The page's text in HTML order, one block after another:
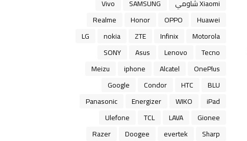
Xiaomi شاومي SAMSUNG
Vivo
Huawei
OPPO
Honor
Realme
Motorola
Infinix
ZTE
nokia
LG
Tecno
Lenovo
Asus
SONY
OnePlus
Alcatel
iphone
Meizu
BLU
HTC
Condor
Google
iPad
WIKO
Energizer
Panasonic
Gionee
LAVA
TCL
Ulefone
Sharp
evertek
Doogee
Razer